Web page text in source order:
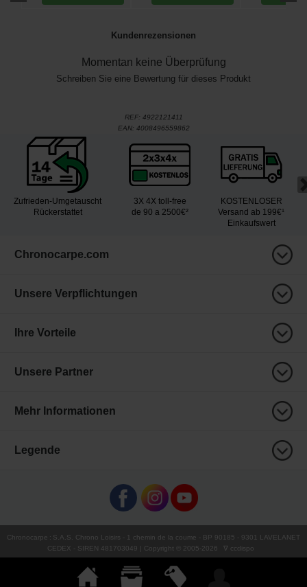
Kundenrezensionen
Momentan keine Überprüfung
Schreiben Sie eine Bewertung für dieses Produkt
REF: 4922121411
EAN: 4008496559862
Zufrieden-Umgetauscht
Rückerstattet
3X 4X toll-free
de 90 a 2500€²
KOSTENLOSER
Versand ab 199€¹
Einkaufswert
Chronocarpe.com
Unsere Verpflichtungen
Ihre Vorteile
Unsere Partner
Mehr Informationen
Legende
Chronocarpe : S.A.S. Chrono Loisirs - 1 chemin de la coume - BP 90185 - 9301 LAVELANET
CEDEX - SIREN 481703049 | Copyright © 2005-2026 ∇ ccdispo